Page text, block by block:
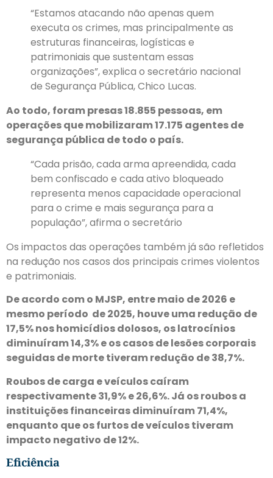
“Estamos atacando não apenas quem
executa os crimes, mas principalmente as
estruturas financeiras, logísticas e
patrimoniais que sustentam essas
organizações”, explica o secretário nacional
de Segurança Pública, Chico Lucas.
Ao todo, foram presas 18.855 pessoas, em
operações que mobilizaram 17.175 agentes de
segurança pública de todo o país.
“Cada prisão, cada arma apreendida, cada
bem confiscado e cada ativo bloqueado
representa menos capacidade operacional
para o crime e mais segurança para a
população”, afirma o secretário
Os impactos das operações também já são refletidos
na redução nos casos dos principais crimes violentos
e patrimoniais.
De acordo com o MJSP, entre maio de 2026 e
mesmo período de 2025, houve uma redução de
17,5% nos homicídios dolosos, os latrocínios
diminuíram 14,3% e os casos de lesões corporais
seguidas de morte tiveram redução de 38,7%.
Roubos de carga e veículos caíram
respectivamente 31,9% e 26,6%. Já os roubos a
instituições financeiras diminuíram 71,4%,
enquanto que os furtos de veículos tiveram
impacto negativo de 12%.
Eficiência